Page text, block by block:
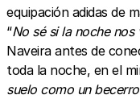
equipación adidas de
“No sé si la noche nos
Naveira antes de
toda la noche, en el
suelo como un